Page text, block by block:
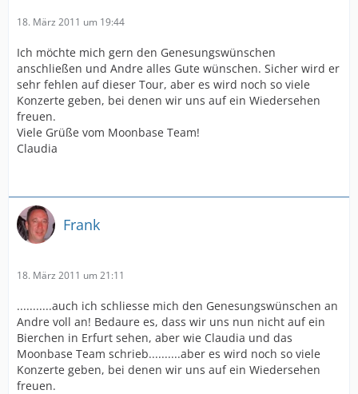
18. März 2011 um 19:44
Ich möchte mich gern den Genesungswünschen
anschließen und Andre alles Gute wünschen. Sicher wird er
sehr fehlen auf dieser Tour, aber es wird noch so viele
Konzerte geben, bei denen wir uns auf ein Wiedersehen
freuen.
Viele Grüße vom Moonbase Team!
Claudia
Frank
18. März 2011 um 21:11
...........auch ich schliesse mich den Genesungswünschen an
Andre voll an! Bedaure es, dass wir uns nun nicht auf ein
Bierchen in Erfurt sehen, aber wie Claudia und das
Moonbase Team schrieb..........aber es wird noch so viele
Konzerte geben, bei denen wir uns auf ein Wiedersehen
freuen.